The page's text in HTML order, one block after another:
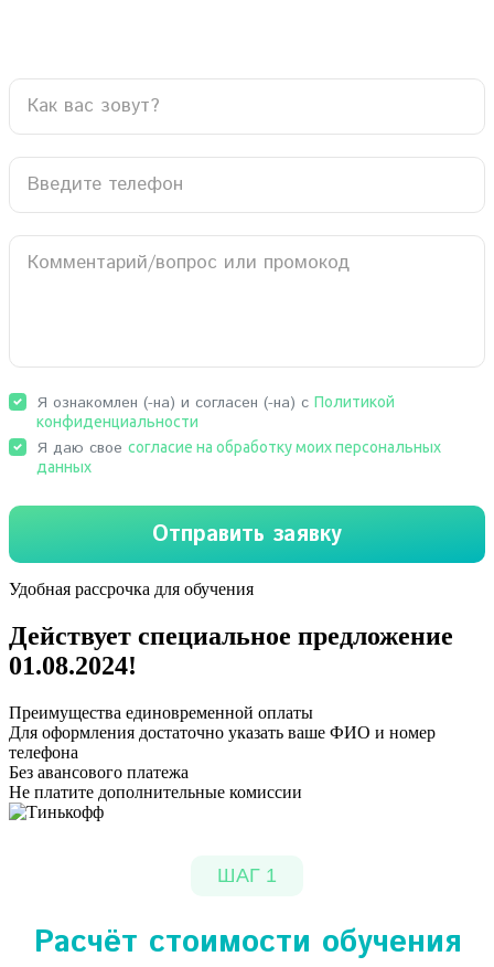
Удобная рассрочка для обучения
Действует специальное предложение
01.08.2024!
Преимущества единовременной оплаты
Для оформления достаточно указать ваше ФИО и номер
телефона
Без авансового платежа
Не платите дополнительные комиссии